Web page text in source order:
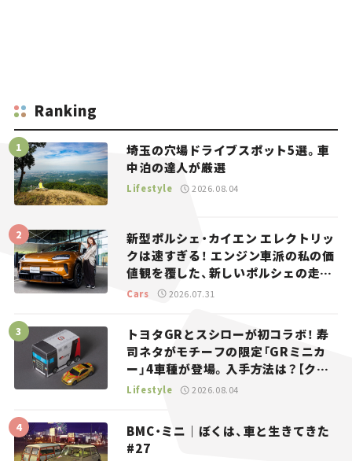
Ranking
埼玉の穴場ドライブスポット5選。車
中泊の達人が厳選
Lifestyle 2026.08.04
新型ポルシェ・カイエン エレクトリッ
クは速すぎる！ エンジン車派の私の価
値観を覆した、新しいポルシェの走
り。
Cars 2026.07.31
トヨタGRとスシローが初コラボ！ 寿
司ネタがモチーフの限定「GRミニカ
ー」4車種が登場。入手方法は？【クル
マとホビー】
Lifestyle 2026.08.04
BMC・ミニ｜ぼくは、車と生きてきた
#27